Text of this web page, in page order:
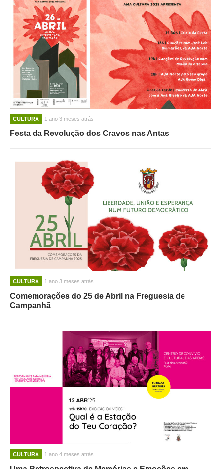
CULTURA 1 ano 3 meses atrás
Festa da Revolução dos Cravos nas Antas
CULTURA 1 ano 3 meses atrás
Comemorações do 25 de Abril na Freguesia de
Campanhã
CULTURA 1 ano 4 meses atrás